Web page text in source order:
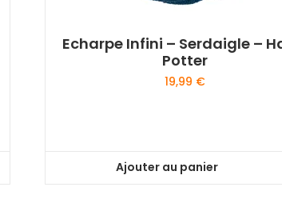
Echarpe Infini – Serdaigle –
Potter
19,99 €
Ajouter au panier